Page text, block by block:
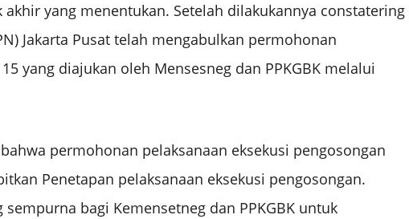
yang menentukan. Setelah dilakukannya constatering
Jakarta Pusat telah mengabulkan permohonan
yang diajukan oleh Mensesneg dan PPKGBK melalui
permohonan pelaksanaan eksekusi pengosongan
Penetapan pelaksanaan eksekusi pengosongan.
bagi Kemensetneg dan PPKGBK untuk